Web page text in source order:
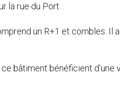
la rue du Port.
un R+1 et combles. Il
bâtiment bénéficient d’une